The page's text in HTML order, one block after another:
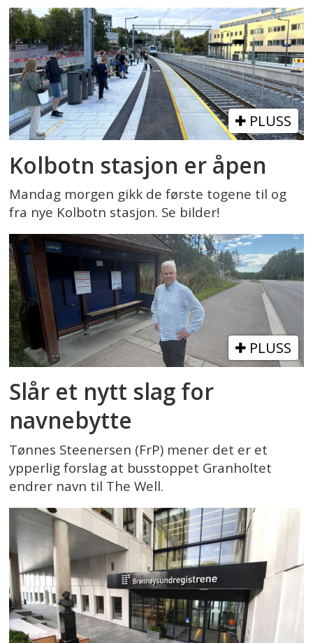
PLUSS
Kolbotn stasjon er åpen
Mandag morgen gikk de første togene til og
fra nye Kolbotn stasjon. Se bilder!
PLUSS
Slår et nytt slag for
navnebytte
Tønnes Steenersen (FrP) mener det er et
ypperlig forslag at busstoppet Granholtet
endrer navn til The Well.